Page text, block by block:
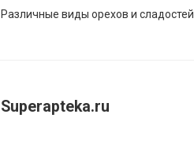
Различные виды орехов и сладостей
Superapteka.ru